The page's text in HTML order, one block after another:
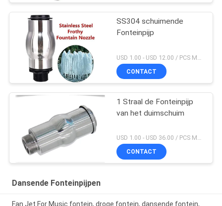
SS304 schuimende
Fonteinpijp
CONTACT
1 Straal de Fonteinpijp
van het duimschuim
USD 1.00 - USD 36.00 / PCS MOQ:PCs 1
CONTACT
Dansende Fonteinpijpen
Fan Jet For Music fontein, droge fontein, dansende fontein,